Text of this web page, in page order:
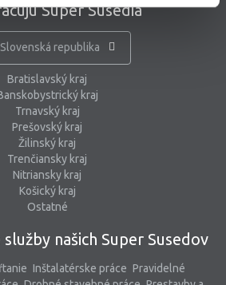
Super Susedia
Slovenská republika
Bratislavský kraj
kraj
Trnavský kraj
Prešovský kraj
Žilinský kraj
Trenčiansky kraj
Nitriansky kraj
Košický kraj
Ostatné
našich Super Susedov
Inštalatérske práce Pravidelné